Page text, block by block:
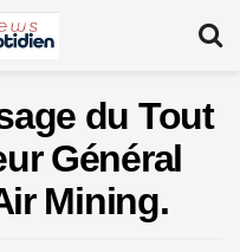
du Tout
Général
Mining.